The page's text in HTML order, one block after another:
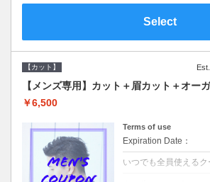
ら修復し美髪へと導
ント☆内側からしっか
Select
【カット】
【メンズ専用】カット＋眉カット＋オー
￥6,500
Terms of use
Expiration Date：
いつでも全員使えるク